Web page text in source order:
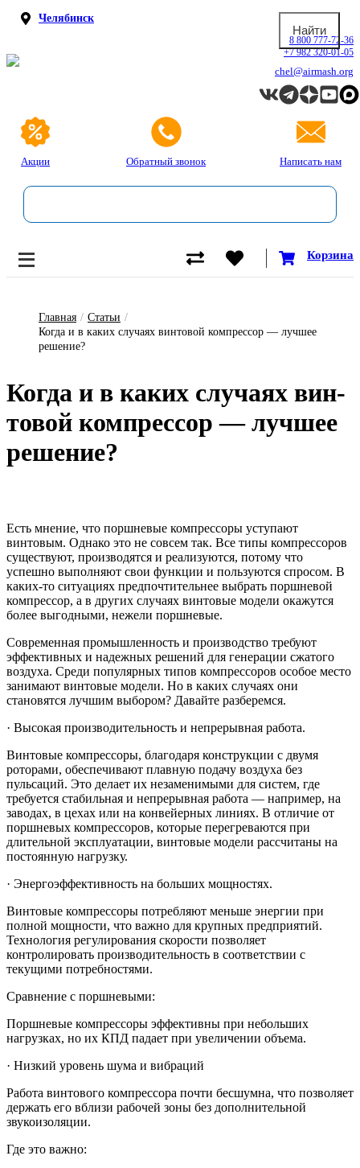
Челябинск
Акции Обратный звонок Написать нам
8 800 777-72-36
+7 982 320-01-05
chel@airmash.org
Корзина
Главная / Статьи /
Когда и в каких случаях винтовой компрессор — лучшее
решение?
Ког­да и в ка­ких слу­ча­ях вин­
то­вой ком­прес­сор — луч­шее
ре­ше­ние?
Есть мнение, что поршневые компрессоры уступают
винтовым. Однако это не совсем так. Все типы компрессоров
существуют, производятся и реализуются, потому что
успешно выполняют свои функции и пользуются спросом. В
каких-то ситуациях предпочтительнее выбрать поршневой
компрессор, а в других случаях винтовые модели окажутся
более выгодными, нежели поршневые.
Современная промышленность и производство требуют
эффективных и надежных решений для генерации сжатого
воздуха. Среди популярных типов компрессоров особое место
занимают винтовые модели. Но в каких случаях они
становятся лучшим выбором? Давайте разберемся.
· Высокая производительность и непрерывная работа.
Винтовые компрессоры, благодаря конструкции с двумя
роторами, обеспечивают плавную подачу воздуха без
пульсаций. Это делает их незаменимыми для систем, где
требуется стабильная и непрерывная работа — например, на
заводах, в цехах или на конвейерных линиях. В отличие от
поршневых компрессоров, которые перегреваются при
длительной эксплуатации, винтовые модели рассчитаны на
постоянную нагрузку.
· Энергоэффективность на больших мощностях.
Винтовые компрессоры потребляют меньше энергии при
полной мощности, что важно для крупных предприятий.
Технология регулирования скорости позволяет
контролировать производительность в соответствии с
текущими потребностями.
Сравнение с поршневыми:
Поршневые компрессоры эффективны при небольших
нагрузках, но их КПД падает при увеличении объема.
· Низкий уровень шума и вибраций
Работа винтового компрессора почти бесшумна, что позволяет
держать его вблизи рабочей зоны без дополнительной
звукоизоляции.
Где это важно: